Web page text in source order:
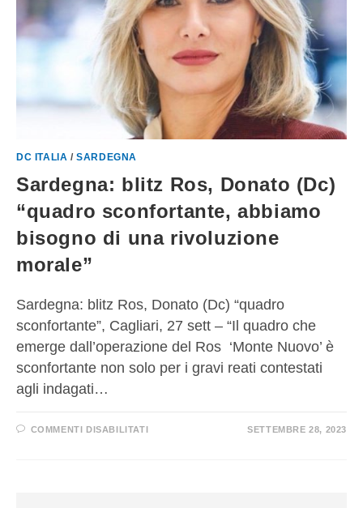
DC ITALIA /SARDEGNA
Sardegna: blitz Ros, Donato (Dc)
“quadro sconfortante, abbiamo
bisogno di una rivoluzione
morale”
Sardegna: blitz Ros, Donato (Dc) “quadro
sconfortante”, Cagliari, 27 sett – “Il quadro che
emerge dall’operazione del Ros ‘Monte Nuovo’ è
sconfortante non solo per i gravi reati contestati
agli indagati…
COMMENTI DISABILITATI SETTEMBRE 28, 2023